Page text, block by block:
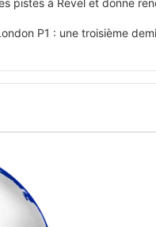
P1 : une troisième